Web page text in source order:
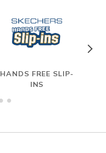
HANDS FREE SLIP-
INS